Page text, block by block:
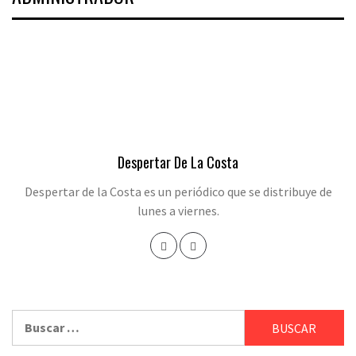
Despertar De La Costa
Despertar de la Costa es un periódico que se distribuye de
lunes a viernes.